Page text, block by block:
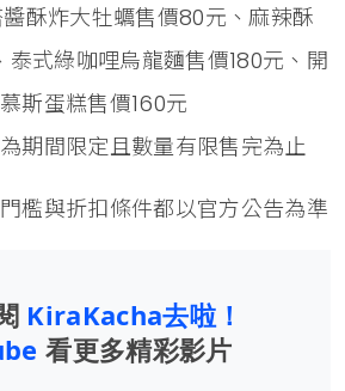
酥炸大牡蠣售價80元、麻辣酥
泰式綠咖哩烏龍麵售價180元、開
斯蛋糕售價160元
期間限定且數量有限售完為止
檻與折扣條件都以官方公告為準
KiraKacha去啦！
看更多精彩影片